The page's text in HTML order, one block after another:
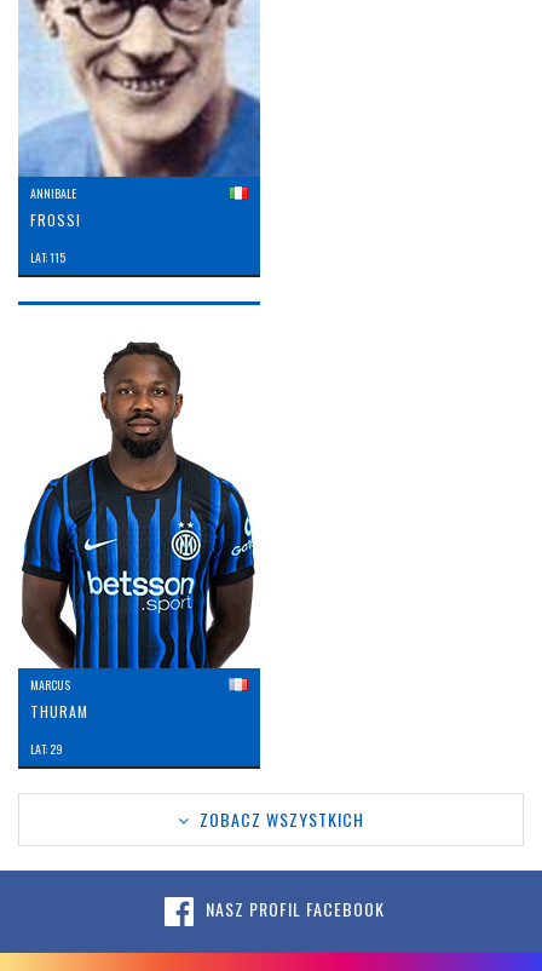
ANNIBALE
FROSSI
LAT: 115
MARCUS
THURAM
LAT: 29
ZOBACZ WSZYSTKICH
NASZ PROFIL FACEBOOK